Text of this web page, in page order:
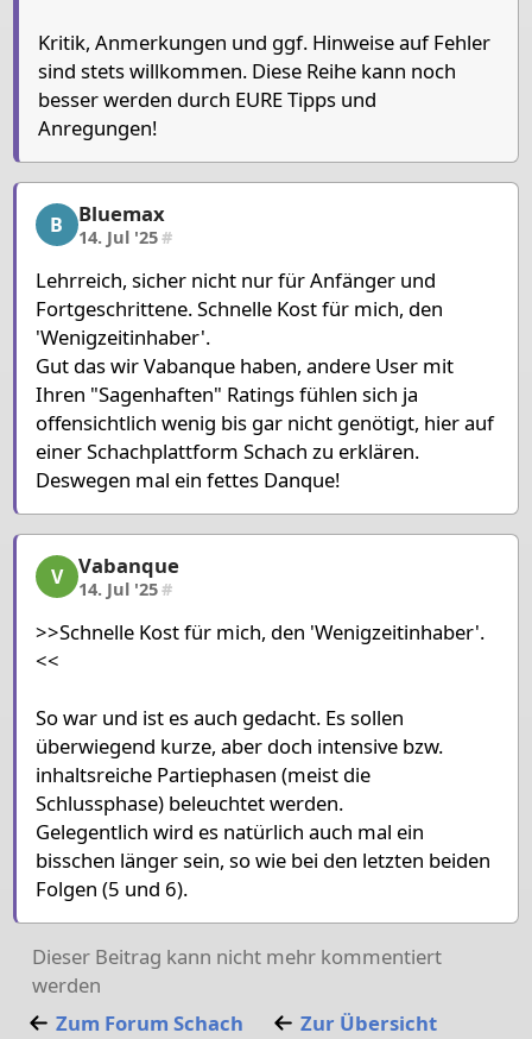
Kritik, Anmerkungen und ggf. Hinweise auf Fehler
sind stets willkommen. Diese Reihe kann noch
besser werden durch EURE Tipps und
Anregungen!
Bluemax, 2/3, 14. Jul '25
B Bluemax
14. Jul '25#
Lehrreich, sicher nicht nur für Anfänger und
Fortgeschrittene. Schnelle Kost für mich, den
'Wenigzeitinhaber'.
Gut das wir Vabanque haben, andere User mit
Ihren "Sagenhaften" Ratings fühlen sich ja
offensichtlich wenig bis gar nicht genötigt, hier auf
einer Schachplattform Schach zu erklären.
Deswegen mal ein fettes Danque!
Vabanque, 3/3, 14. Jul '25
V Vabanque
14. Jul '25#
>>Schnelle Kost für mich, den 'Wenigzeitinhaber'.
<<
So war und ist es auch gedacht. Es sollen
überwiegend kurze, aber doch intensive bzw.
inhaltsreiche Partiephasen (meist die
Schlussphase) beleuchtet werden.
Gelegentlich wird es natürlich auch mal ein
bisschen länger sein, so wie bei den letzten beiden
Folgen (5 und 6).
Dieser Beitrag kann nicht mehr kommentiert
werden
Zum Forum Schach Zur Übersicht